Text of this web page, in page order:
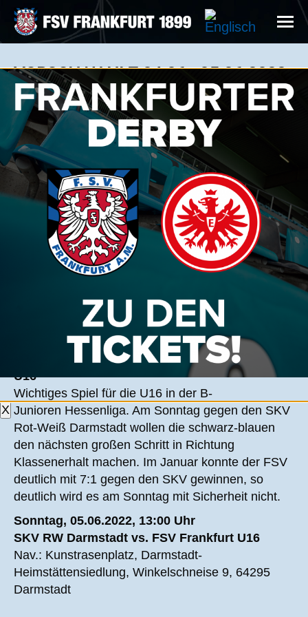
VORSCHAU NLZ 04.06.- 05.06.2022
U19
Gegen den 1. FC Erlensee will die U19 des FSV
Frankfurt die Erfolgsserie in der A-
Junioren Hessenliga Aufstiegsrunde fortsetzen. In
der Hauptrunde der Hessenliga konnte der FSV
die Gastgeber mit 3:2 besiegen können. Es kann
sich also auf ein spannendes Spiel eingestellt
werden.
Sonntag, 05.06.2022, 11:00 Uhr 1. FC Erlensee
vs. FSV Frankfurt U19
63526 Erlensee
U16
Wichtiges Spiel für die U16 in der B-
Junioren Hessenliga. Am Sonntag gegen den SKV
Rot-Weiß Darmstadt wollen die schwarz-blauen
den nächsten großen Schritt in Richtung
Klassenerhalt machen. Im Januar konnte der FSV
deutlich mit 7:1 gegen den SKV gewinnen, so
deutlich wird es am Sonntag mit Sicherheit nicht.
Sonntag, 05.06.2022, 13:00 Uhr
SKV RW Darmstadt vs. FSV Frankfurt U16
Nav.: Kunstrasenplatz, Darmstadt-
Heimstättensiedlung, Winkelschneise 9, 64295
Darmstadt
X